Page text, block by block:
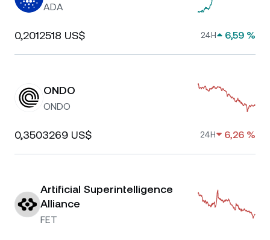
ADA
0,2012518 US$ 24H 6,59 %
ONDO
ONDO
0,3503269 US$ 24H 6,26 %
Artificial Superintelligence
Alliance
FET